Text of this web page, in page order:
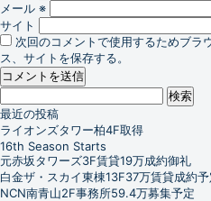
メール ※
サイト
次回のコメントで使用するためブラ
ス、サイトを保存する。
検
索:
最近の投稿
ライオンズタワー柏4F取得
16th Season Starts
元赤坂タワーズ3F賃貸19万成約御礼
白金ザ・スカイ東棟13F37万賃貸成約予
NCN南青山2F事務所59.4万募集予定